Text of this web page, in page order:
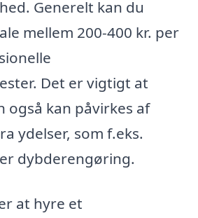
Generelt kan du
mellem 200-400 kr. per
Det er vigtigt at
også kan påvirkes af
ydelser, som f.eks.
dybderengøring.
at hyre et